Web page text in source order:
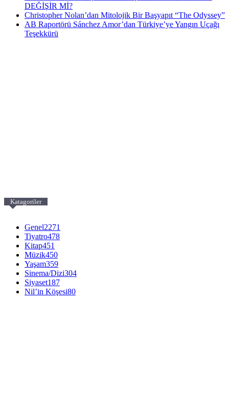
DEĞİŞİR Mİ?
Christopher Nolan’dan Mitolojik Bir Başyapıt “The Odyssey”
AB Raportörü Sánchez Amor’dan Türkiye’ye Yangın Uçağı
Teşekkürü
Katagoriler
Genel2271
Tiyatro478
Kitap451
Müzik450
Yaşam359
Sinema/Dizi304
Siyaset187
Nil’in Köşesi80